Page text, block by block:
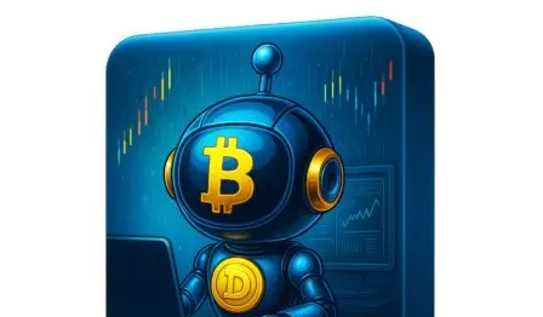
várias
variantes.
opções
podem
escolhidas
do